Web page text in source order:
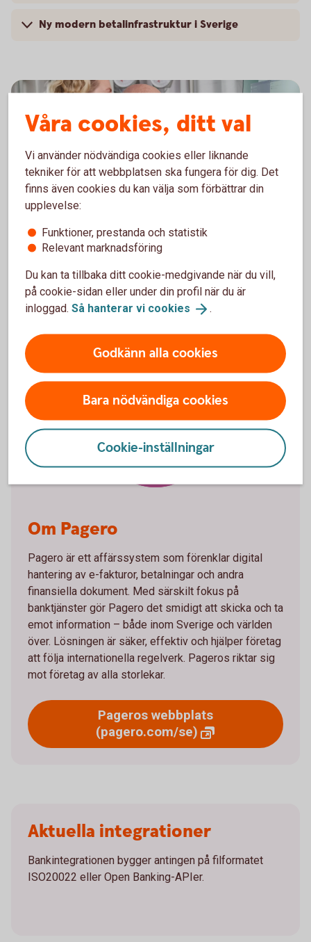
Ny modern betalinfrastruktur i Sverige
Hantera er ekonomi på ett
enkelt,snabbtochsäkert
sätt med bankintegration.
Pagero
Om Pagero
Pagero är ett affärssystem som förenklar digital
hantering av e-fakturor, betalningar och andra
finansiella dokument. Med särskilt fokus på
banktjänster gör Pagero det smidigt att skicka och ta
emot information – både inom Sverige och världen
över. Lösningen är säker, effektiv och hjälper företag
att följa internationella regelverk. Pageros riktar sig
mot företag av alla storlekar.
Pageros webbplats
(pagero.com/se)
Aktuella integrationer
Bankintegrationen bygger antingen på filformatet
ISO20022 eller Open Banking-APIer.
Våra cookies, ditt val
Vi använder nödvändiga cookies eller liknande
tekniker för att webbplatsen ska fungera för dig. Det
finns även cookies du kan välja som förbättrar din
upplevelse:
Funktioner, prestanda och statistik
Relevant marknadsföring
Du kan ta tillbaka ditt cookie-medgivande när du vill,
på cookie-sidan eller under din profil när du är
inloggad. Så hanterar vi cookies .
Godkänn alla cookies
Bara nödvändiga cookies
Cookie-inställningar